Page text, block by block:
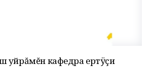
уйрăмĕн кафедра ертÿçи